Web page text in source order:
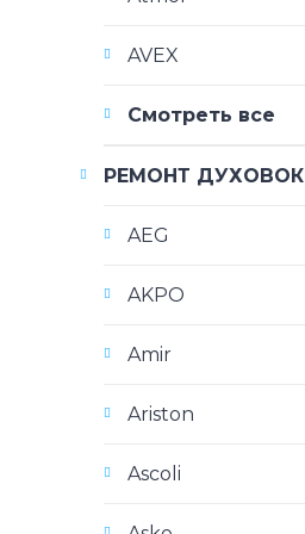
AVEX
Смотреть все
РЕМОНТ ДУХОВОК
AEG
AKPO
Amir
Ariston
Ascoli